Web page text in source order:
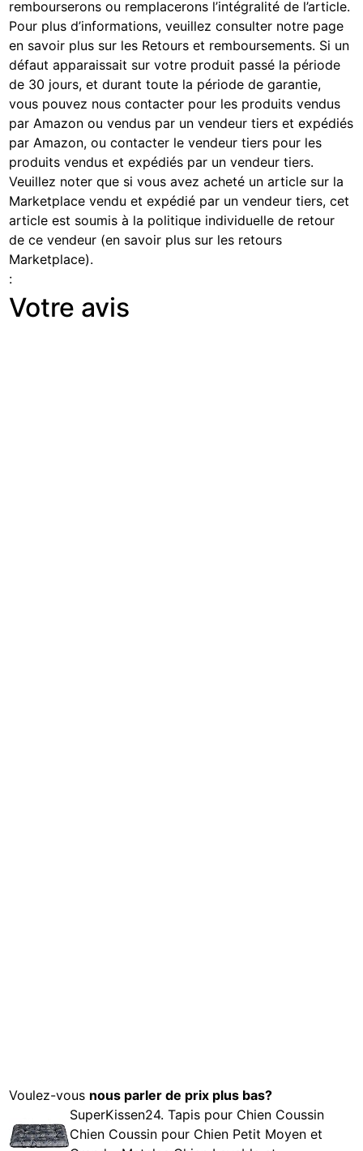
rembourserons ou remplacerons l’intégralité de l’article.
Pour plus d’informations, veuillez consulter notre page
en savoir plus sur les Retours et remboursements. Si un
défaut apparaissait sur votre produit passé la période
de 30 jours, et durant toute la période de garantie,
vous pouvez nous contacter pour les produits vendus
par Amazon ou vendus par un vendeur tiers et expédiés
par Amazon, ou contacter le vendeur tiers pour les
produits vendus et expédiés par un vendeur tiers.
Veuillez noter que si vous avez acheté un article sur la
Marketplace vendu et expédié par un vendeur tiers, cet
article est soumis à la politique individuelle de retour
de ce vendeur (en savoir plus sur les retours
Marketplace).
:
Votre avis
Voulez-vous nous parler de prix plus bas?
SuperKissen24. Tapis pour Chien Coussin
Chien Coussin pour Chien Petit Moyen et